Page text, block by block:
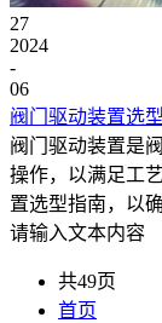
27
2024
-
06
阀门驱动装置选
阀门驱动装置是
操作，以满足工
置选型指南，以
请输入文本内容
共49页
首页